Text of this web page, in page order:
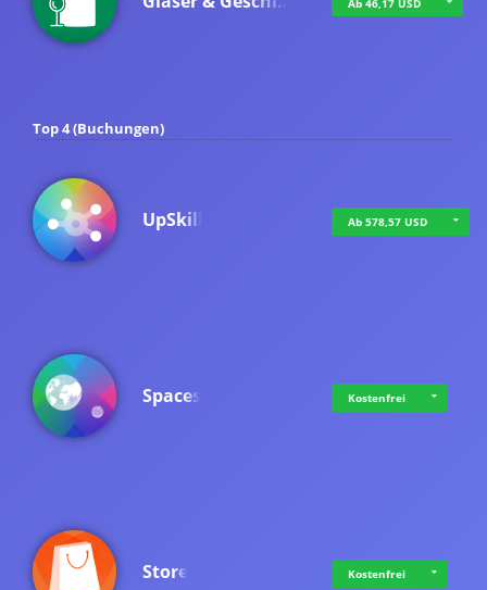
Top 4 (Buchungen)
UpSkill Ab 578,57 USD
Spaces Kostenfrei
Store Kostenfrei